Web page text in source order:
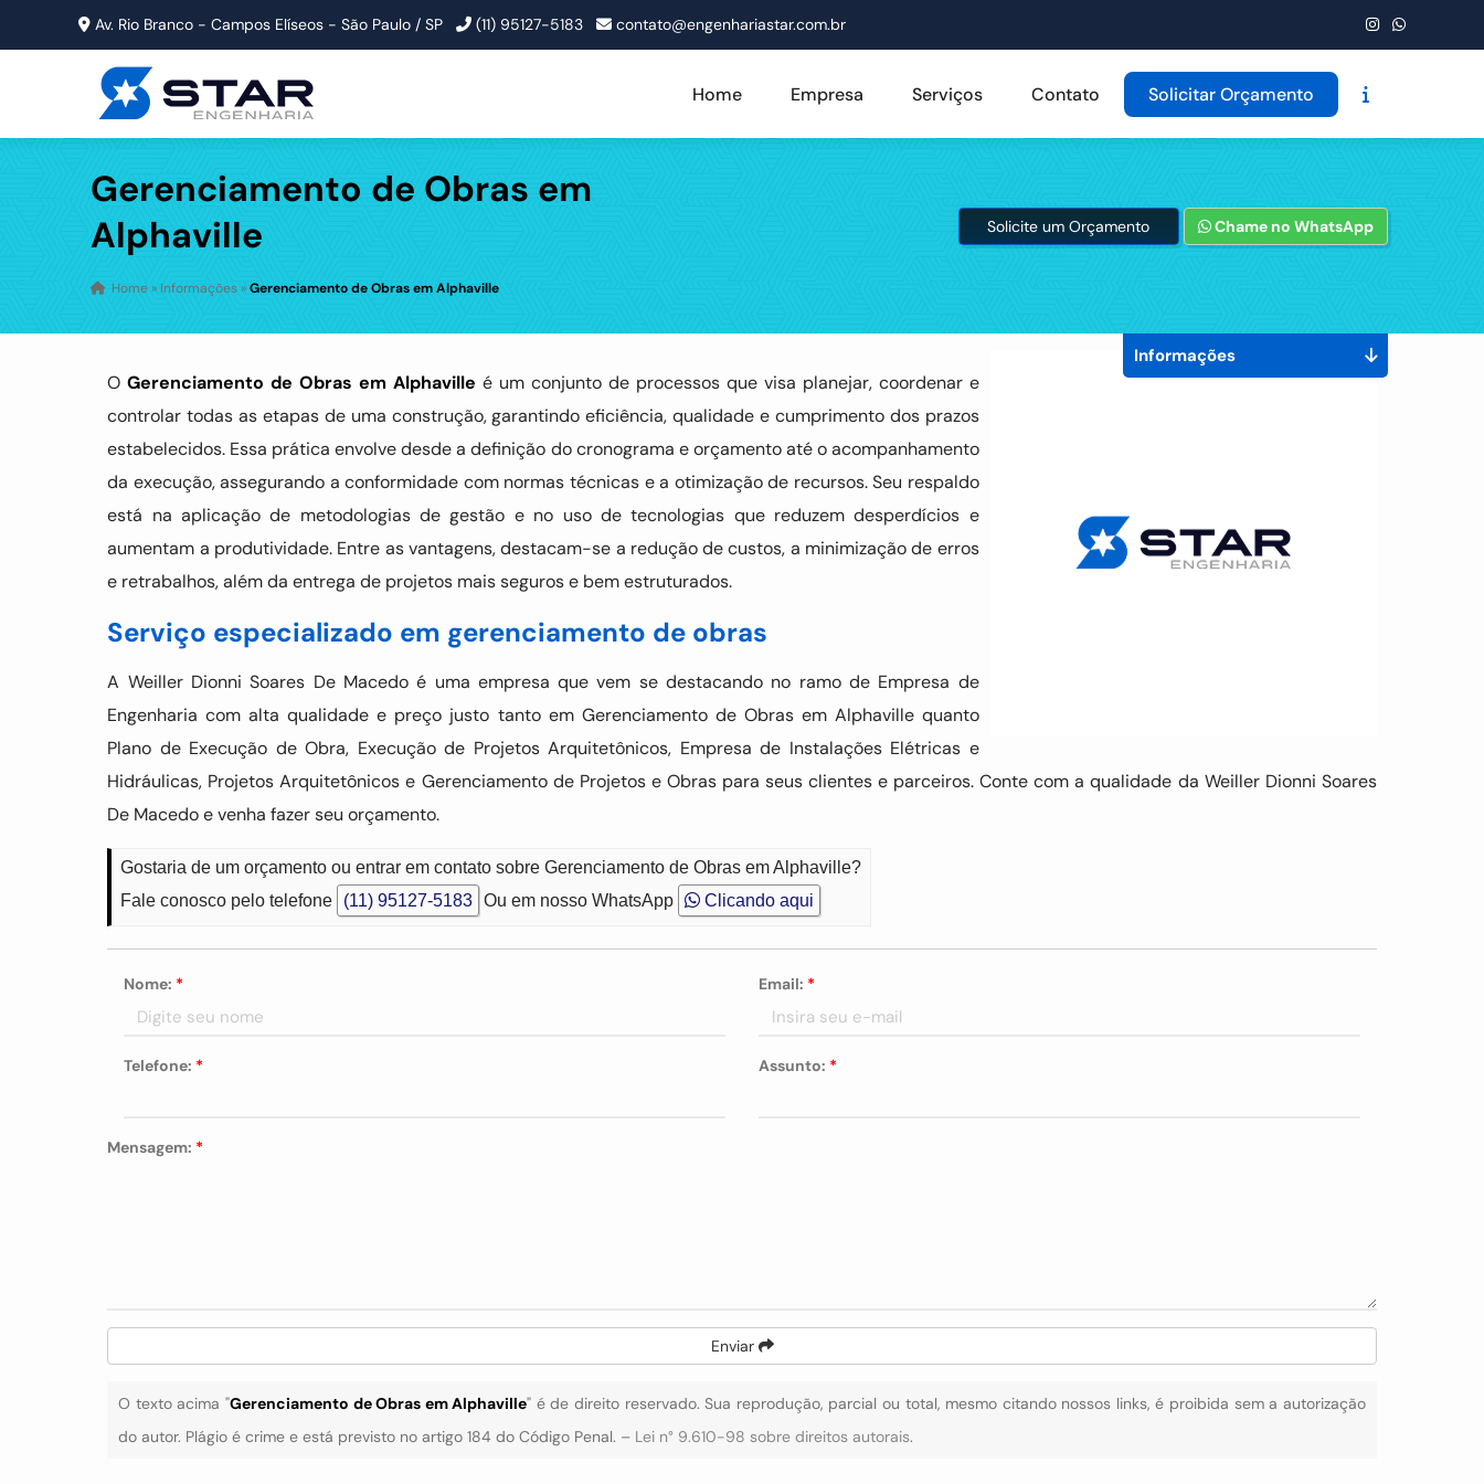
Av. Rio Branco - Campos Elíseos - São Paulo / SP (11) 95127-5183 contato@engenhariastar.com.br
Home Empresa Serviços Contato Solicitar Orçamento
Gerenciamento de Obras em
Alphaville
Home » Informações »Gerenciamento de Obras em Alphaville
Solicite um Orçamento Chame no WhatsApp
OGerenciamento de Obras em Alphaville é um conjunto de processos que visa planejar, coordenar e
controlar todas as etapas de uma construção, garantindo eficiência, qualidade e cumprimento dos prazos
estabelecidos. Essa prática envolve desde a definição do cronograma e orçamento até o acompanhamento
da execução, assegurando a conformidade com normas técnicas e a otimização de recursos. Seu respaldo
está na aplicação de metodologias de gestão e no uso de tecnologias que reduzem desperdícios e
aumentam a produtividade. Entre as vantagens, destacam-se a redução de custos, a minimização de erros
e retrabalhos, além da entrega de projetos mais seguros e bem estruturados.
Serviço especializado em gerenciamento de obras
A Weiller Dionni Soares De Macedo é uma empresa que vem se destacando no ramo de Empresa de
Engenharia com alta qualidade e preço justo tanto em Gerenciamento de Obras em Alphaville quanto
Plano de Execução de Obra, Execução de Projetos Arquitetônicos, Empresa de Instalações Elétricas e
Hidráulicas, Projetos Arquitetônicos e Gerenciamento de Projetos e Obras para seus clientes e parceiros. Conte com a qualidade da Weiller Dionni Soares
De Macedo e venha fazer seu orçamento.
Gostaria de um orçamento ou entrar em contato sobre Gerenciamento de Obras em Alphaville?
Fale conosco pelo telefone
(11) 95127-5183 Ou em nosso WhatsApp Clicando aqui
Nome: * Email: *
Telefone: * Assunto: *
Mensagem: *
Enviar
O texto acima "Gerenciamento de Obras em Alphaville" é de direito reservado. Sua reprodução, parcial ou total, mesmo citando nossos links, é proibida sem a autorização
do autor. Plágio é crime e está previsto no artigo 184 do Código Penal. – Lei n° 9.610-98 sobre direitos autorais.
Informações